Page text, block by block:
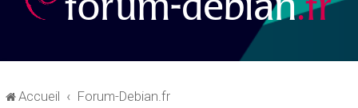
Accueil Forum-Debian.fr